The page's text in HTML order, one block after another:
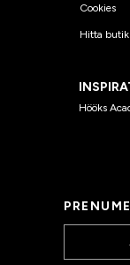
Cookies
Hitta butik
Hööks